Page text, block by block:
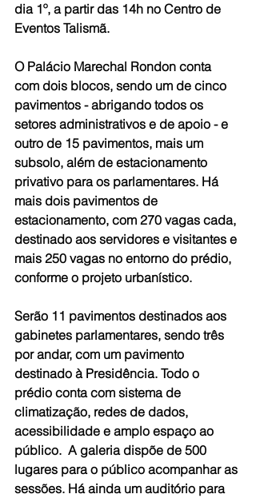
dia 1º, a partir das 14h no Centro de
Eventos Talismã.
O Palácio Marechal Rondon conta
com dois blocos, sendo um de cinco
pavimentos - abrigando todos os
setores administrativos e de apoio - e
outro de 15 pavimentos, mais um
subsolo, além de estacionamento
privativo para os parlamentares. Há
mais dois pavimentos de
estacionamento, com 270 vagas cada,
destinado aos servidores e visitantes e
mais 250 vagas no entorno do prédio,
conforme o projeto urbanístico.
Serão 11 pavimentos destinados aos
gabinetes parlamentares, sendo três
por andar, com um pavimento
destinado à Presidência. Todo o
prédio conta com sistema de
climatização, redes de dados,
acessibilidade e amplo espaço ao
público.  A galeria dispõe de 500
lugares para o público acompanhar as
sessões. Há ainda um auditório para